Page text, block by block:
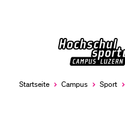
Startseite Campus Sport
LETZTE